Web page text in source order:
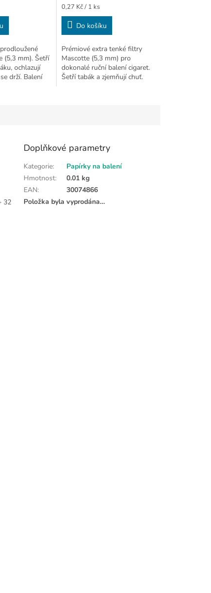
(5,3 mm). Šetří
ochlazují
drží. Balení
Měrná
cena:
0,27 Kč / 1 ks
Do košíku
Prémiové extra tenké filtry
Mascotte (5,3 mm) pro
dokonalé ruční balení cigaret.
Šetří tabák a zjemňují chuť.
32
Doplňkové parametry
Kategorie:
Papírky na balení
Hmotnost:
0.01 kg
EAN:
30074866
Položka byla vyprodána…